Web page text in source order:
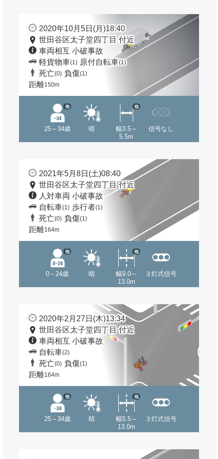
2020年10月5日(月)18:40
世田谷区太子堂四丁目 付近
車両相互 小破事故
軽貨物車(1) 原付自転車(1)
死亡(0) 負傷(1)
距離150m
25～34歳
他
晴
幅3.5～
5.5m
他
信号なし
2021年5月8日(土)08:40
世田谷区太子堂四丁目 付近
人対車両 小破事故
自転車(1) 歩行者(1)
死亡(0) 負傷(1)
距離164m
0～24歳
他
晴
幅9.0～
13.0m
他
３灯式信号
2020年2月27日(木)13:34
世田谷区太子堂四丁目 付近
車両相互 小破事故
自転車(2)
死亡(0) 負傷(1)
距離164m
25～34歳
他
晴
幅5.5～
13.0m
他
３灯式信号